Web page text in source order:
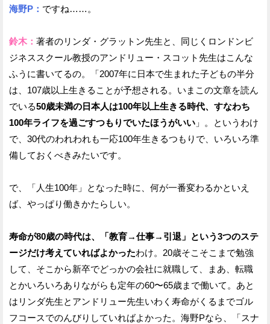
海野P： ですね……。
鈴木： 著者のリンダ・グラットン先生と、同じくロンドンビ
ジネススクール教授のアンドリュー・スコット先生はこんな
ふうに書いてるの。「2007年に日本で生まれた子どもの半分
は、107歳以上生きることが予想される。いまこの文章を読ん
でいる50歳未満の日本人は100年以上生きる時代、すなわち
100年ライフを過ごすつもりでいたほうがいい 」。というわけ
で、30代のわれわれも一応100年生きるつもりで、いろいろ準
備しておくべきみたいです。
で、「人生100年」となった時に、何が一番変わるかといえ
ば、やっぱり働きかたらしい。
寿命が80歳の時代は、「教育→仕事→引退」という3つのステ
ージだけ考えていればよかったわけ。20歳そこそこまで勉強
して、そこから新卒でどっかの会社に就職して、まあ、転職
とかいろいろありながらも定年の60〜65歳まで働いて。あと
はリンダ先生とアンドリュー先生いわく寿命がくるまでゴル
フコースでのんびりしていればよかった。海野Pなら、「スナ